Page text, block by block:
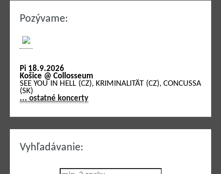
Pozývame:
Pi 18.9.2026
Košice @ Collosseum
SEE YOU IN HELL (CZ), KRIMINALITÄT (CZ), CONCUSSA
(SK)
... ostatné koncerty
Vyhľadávanie: